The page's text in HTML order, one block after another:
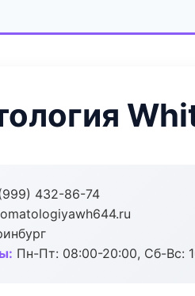
432-86-74
Пн-Пт: 08:00-20:00, Сб-Вс: